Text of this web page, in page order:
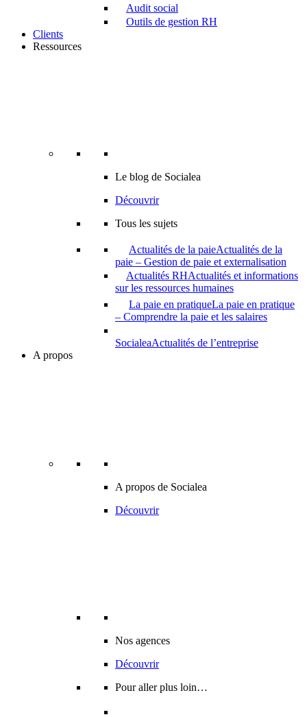
Audit social
Outils de gestion RH
Clients
Ressources
Le blog de Socialea
Découvrir
Tous les sujets
Actualités de la paieActualités de la
paie – Gestion de paie et externalisation
Actualités RHActualités et informations
sur les ressources humaines
La paie en pratiqueLa paie en pratique
– Comprendre la paie et les salaires
SocialeaActualités de l’entreprise
A propos
A propos de Socialea
Découvrir
Nos agences
Découvrir
Pour aller plus loin…